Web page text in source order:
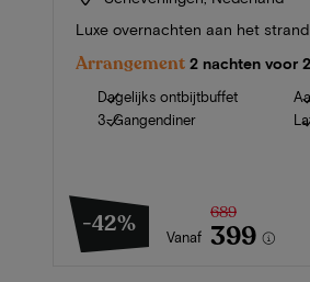
Luxe overnachten aan het
Arrangement 2 nachten voor
Dagelijks ontbijtbuffet
3-Gangendiner
-42% Vanaf
689
399